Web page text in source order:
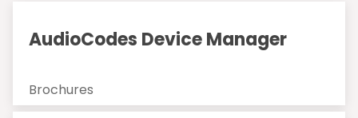
AudioCodes Device Manager
Brochures